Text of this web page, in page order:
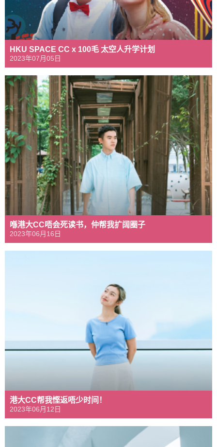
HKU SPACE CC x 100毛 太空人升学计划
2023年07月05日
喺港大CC唔会死读书，仲帮我扩阔圈子
2023年06月16日
港大CC帮我悭返唔少时间！
2023年06月12日